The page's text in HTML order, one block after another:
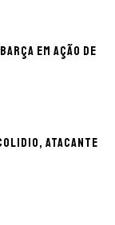
em ação de
atacante